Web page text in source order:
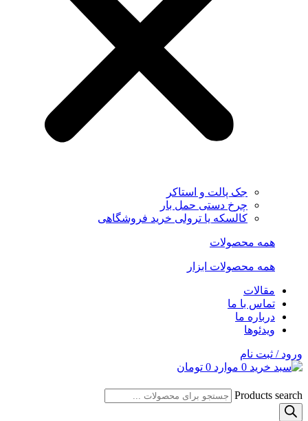
جک پالت و استاکر
چرخ دستی حمل بار
کالسکه یا ترولی خرید فروشگاهی
همه محصولات
همه محصولات ابزار
مقالات
تماس با ما
درباره ما
ویدئوها
ورود / ثبت نام
0 موارد 0 تومان
Products search